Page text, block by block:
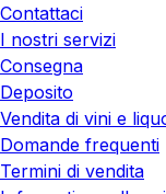
Contattaci
I nostri servizi
Consegna
Deposito
Vendita di vini e
Domande frequenti
Termini di vendita